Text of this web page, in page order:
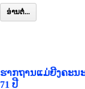
ອ່ານຕໍ່...
ຮາກຖານແມ່ຍີງຄະນ
71 ປີ